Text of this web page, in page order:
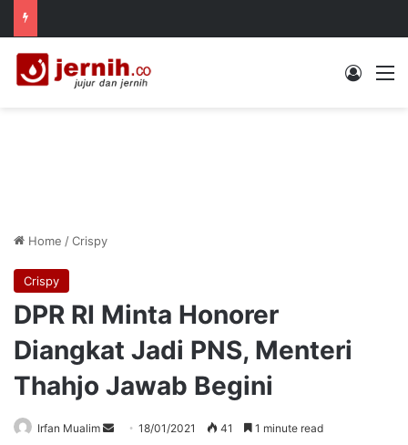
Log In
Home /Crispy
Crispy
DPR RI Minta Honorer
Diangkat Jadi PNS, Menteri
Thahjo Jawab Begini
Irfan Mualim
Send18/01/2021 41 1 minute read